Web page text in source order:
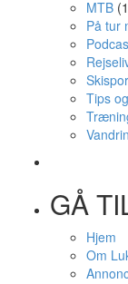
MTB
På tur
Tips
GÅ
Hjem
Om